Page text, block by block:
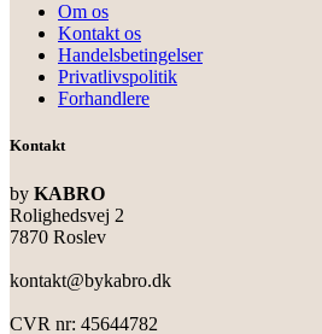
Om os
Kontakt os
Handelsbetingelser
Privatlivspolitik
Forhandlere
Kontakt
by KABRO
Rolighedsvej 2
7870 Roslev
kontakt@bykabro.dk
CVR nr: 45644782